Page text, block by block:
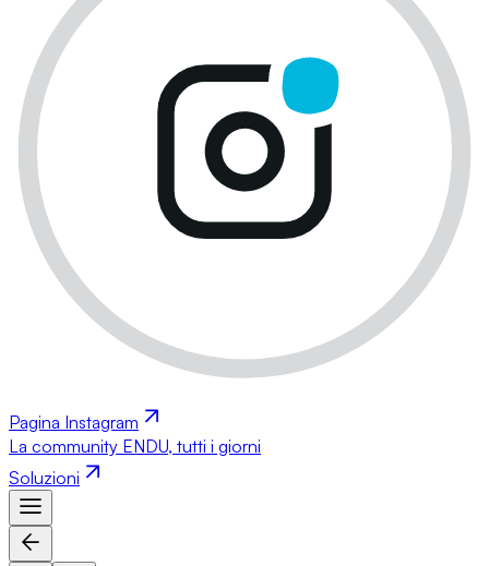
Pagina Instagram
La community ENDU, tutti i giorni
Soluzioni